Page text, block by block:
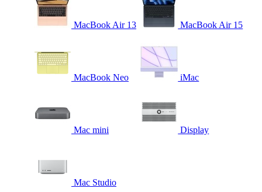
MacBook Air 13 MacBook Air 15
MacBook Neo iMac
Mac mini Display
Mac Studio